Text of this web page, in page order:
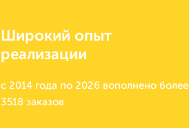
Широкий опыт
реализации
с 2014 года по 2026 вополнено более
3518 заказов